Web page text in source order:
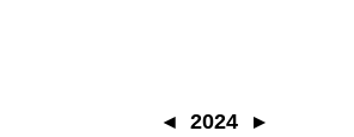
◂ 2024 ▸